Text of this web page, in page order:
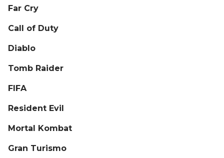
Far Cry
Call of Duty
Diablo
Tomb Raider
FIFA
Resident Evil
Mortal Kombat
Gran Turismo